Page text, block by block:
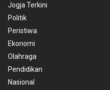
Jogja Terkini
Politik
Peristiwa
Ekonomi
Olahraga
Pendidikan
Nasional